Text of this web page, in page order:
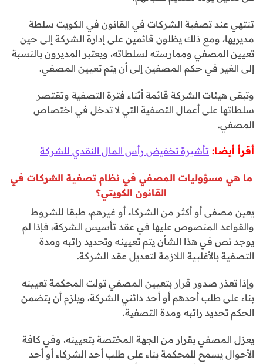
تنتهي عند تصفية الشركات في القانون في الكويت سلطة
مديريها، ومع ذلك يظلون قائمين على إدارة الشركة إلى حين
تعيين المصفي وممارسته لسلطاته، ويعتبر المديرون بالنسبة
إلى الغير في حكم المصفين إلى أن يتم تعيين المصفي.
وتبقى هيئات الشركة قائمة أثناء فترة التصفية وتقتصر
سلطاتها على أعمال التصفية التي لا تدخل في اختصاص
المصفي.
أقرأ أيضا: تأشيرة تخفيض رأس المال النقدي للشركة
ما هي مسؤوليات المصفي في نظام تصفية الشركات في
القانون الكويتي؟
يعين مصفى أو أكثر من الشركاء أو غيرهم، طبقا للشروط
والقواعد المنصوص عليها في عقد تأسيس الشركة، فإذا لم
يوجد نص في هذا الشأن يتم تعيينه وتحديد راتبه ومدة
التصفية بالأغلبية اللازمة لتعديل عقد الشركة.
وإذا تعذر صدور قرار بتعيين المصفي تولت المحكمة تعيينه
بناء على طلب أحدهم أو أحد دائني الشركة، ويلزم أن يتضمن
الحكم تحديد راتبه ومدة التصفية.
يعزل المصفي بقرار من الجهة المختصة بتعيينه، وفي كافة
الأحوال يسمح للمحكمة بناء على طلب أحد الشركاء أو أحد